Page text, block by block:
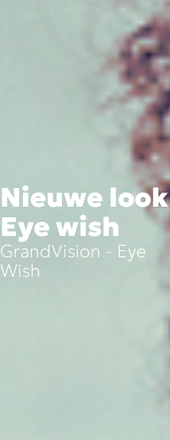
Nieuwe look
Eye wish
GrandVision - Eye
Wish